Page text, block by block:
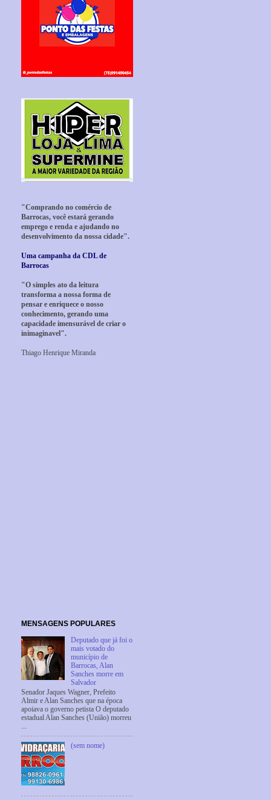
"Comprando no comércio de
Barrocas, você estará gerando
emprego e renda e ajudando no
desenvolvimento da nossa cidade".
Uma campanha da CDL de
Barrocas
"O simples ato da leitura
transforma a nossa forma de
pensar e enriquece o nosso
conhecimento, gerando uma
capacidade imensurável de criar o
inimaginavel".
Thiago Henrique Miranda
MENSAGENS POPULARES
Deputado que já foi o
mais votado do
município de
Barrocas, Alan
Sanches morre em
Salvador
Senador Jaques Wagner, Prefeito
Almir e Alan Sanches que na época
apoiava o governo petista O deputado
estadual Alan Sanches (União) morreu
...
(sem nome)